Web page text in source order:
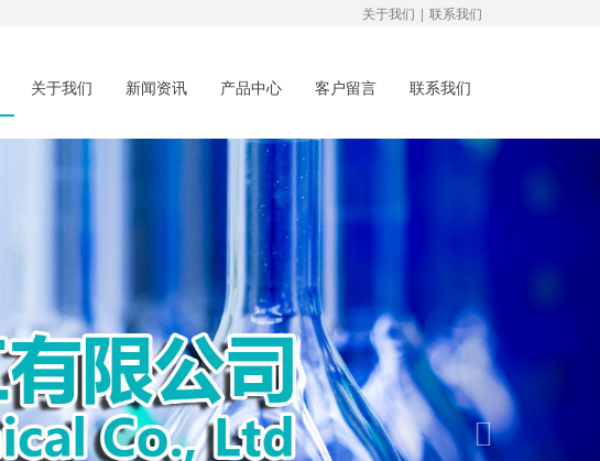
关于我们 | 联系我们
关于我们 新闻资讯 产品中心 客户留言 联系我们
Next